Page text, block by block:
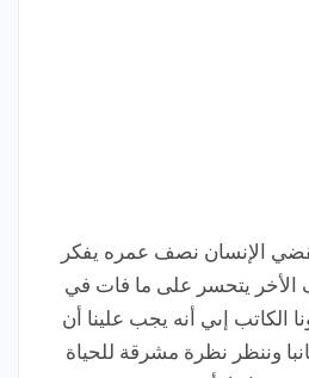
الإنسان نصف عمره يفكر
الأخر يتحسر على ما فات في
الكاتب إىي أنه يجب علينا أن
وننظر نظرة مشرقة للحياة